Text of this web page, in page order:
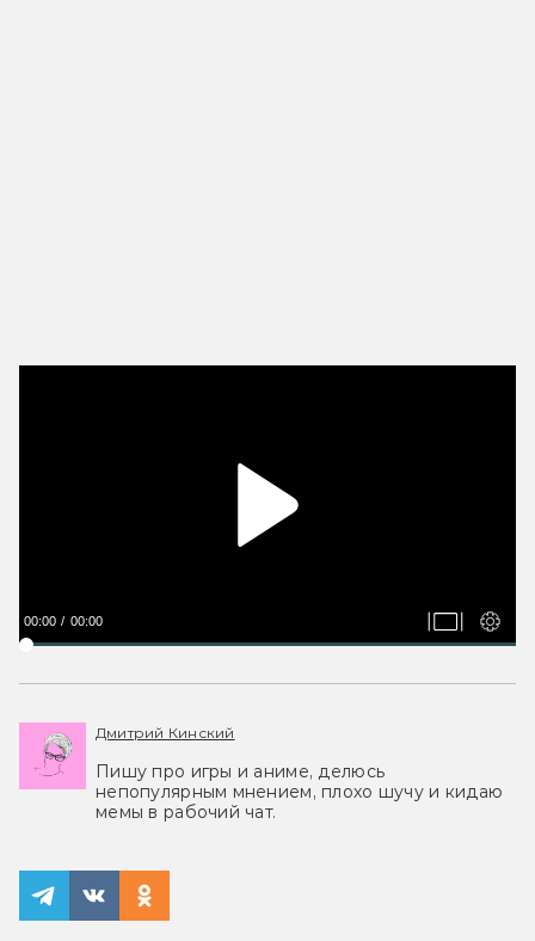
00:00 00:00
Дмитрий Кинский
Пишу про игры и аниме, делюсь
непопулярным мнением, плохо шучу и кидаю
мемы в рабочий чат.